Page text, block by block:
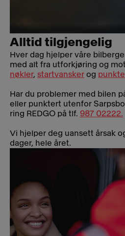
Alltid tilgjengelig
Hver dag hjelper våre
med alt fra utforkjøring og
nøkler, startvansker og
Har du problemer med bilen
eller punktert utenfor
ring REDGO på tlf. 987 02222.
Vi hjelper deg uansett årsak
dager, hele året.